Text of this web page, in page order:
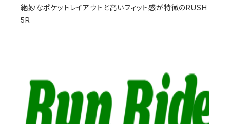
絶妙なポケットレイアウトと高いフィット感が特徴のRUSH
5R